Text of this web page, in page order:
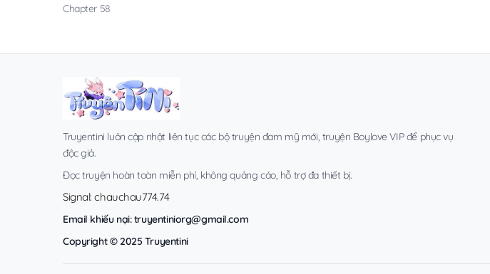
Chapter 58
Truyentini luôn cập nhật liên tục các bộ truyện đam mỹ mới, truyện Boylove VIP để phục vụ
độc giả.
Đọc truyện hoàn toàn miễn phí, không quảng cáo, hỗ trợ đa thiết bị.
Signal: chauchau774.74
Email khiếu nại:truyentiniorg@gmail.com
Copyright © 2025 Truyentini